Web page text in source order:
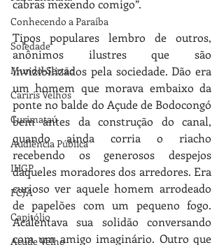
Conhecendo a Paraíba
Soledade
Mundo-Sertão
Cariris Velhos
Curimataú
Audiência Pública
IHGP
FCJA
Capitólio
Açude Velho
cabras mexendo comigo”.
Tipos populares lembro de outros,
anônimos ilustres que são
invizibilizados pela sociedade. Dão era
um homem que morava embaixo da
ponte no balde do Açude de Bodocongó
bem antes da construção do canal,
quando ainda corria o riacho
recebendo os generosos despejos
daqueles moradores dos arredores. Era
curioso ver aquele homem arrodeado
de papelões com um pequeno fogo.
Acalentava sua solidão conversando
com um amigo imaginário. Outro que